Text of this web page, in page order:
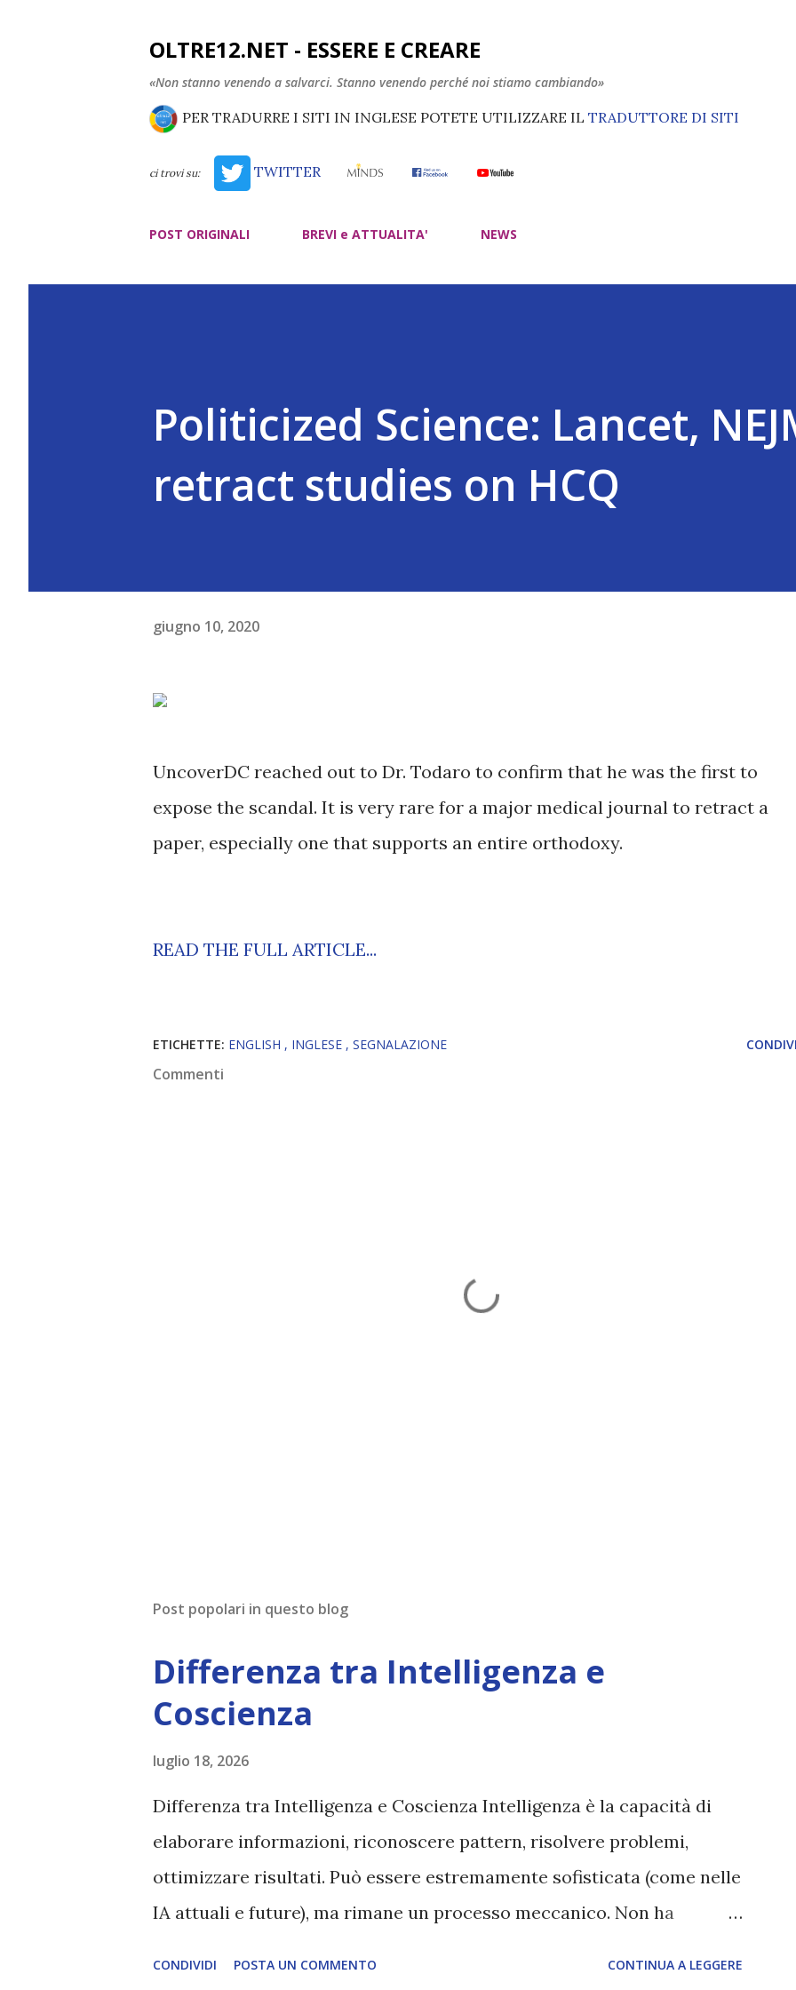
OLTRE12.NET - ESSERE E CREARE
«Non stanno venendo a salvarci. Stanno venendo perché noi stiamo cambiando»
PER TRADURRE I SITI IN INGLESE POTETE UTILIZZARE IL TRADUTTORE DI SITI
ci trovi su: TWITTER
POST ORIGINALI BREVI e ATTUALITA' NEWS
Politicized Science: Lancet,
retract studies on HCQ
giugno 10, 2020
UncoverDC reached out to Dr. Todaro to confirm that he was the first to
expose the scandal. It is very rare for a major medical journal to retract a
paper, especially one that supports an entire orthodoxy.
READ THE FULL ARTICLE...
ETICHETTE: ENGLISH INGLESE SEGNALAZIONE
Commenti
Post popolari in questo blog
Differenza tra Intelligenza e
Coscienza
luglio 18, 2026
Differenza tra Intelligenza e Coscienza Intelligenza è la capacità di
elaborare informazioni, riconoscere pattern, risolvere problemi,
ottimizzare risultati. Può essere estremamente sofisticata (come nelle
IA attuali e future), ma rimane un processo meccanico. Non ha
CONDIVIDI POSTA UN COMMENTO CONTINUA A LEGGERE